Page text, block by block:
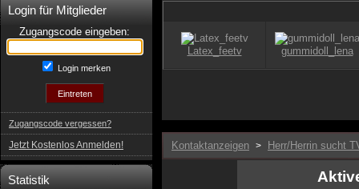
Login für Mitglieder
Zugangscode eingeben:
Login merken
Zugangscode vergessen?
Jetzt Kostenlos Anmelden!
Statistik
Kontaktanzeigen > Herr/Herrin sucht